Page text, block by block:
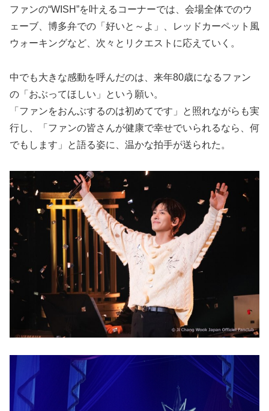
ファンの“WISH”を叶えるコーナーでは、会場全体でのウ
ェーブ、博多弁での「好いと～よ」、レッドカーペット風
ウォーキングなど、次々とリクエストに応えていく。
中でも大きな感動を呼んだのは、来年80歳になるファン
の「おぶってほしい」という願い。
「ファンをおんぶするのは初めてです」と照れながらも実
行し、「ファンの皆さんが健康で幸せでいられるなら、何
でもします」と語る姿に、温かな拍手が送られた。